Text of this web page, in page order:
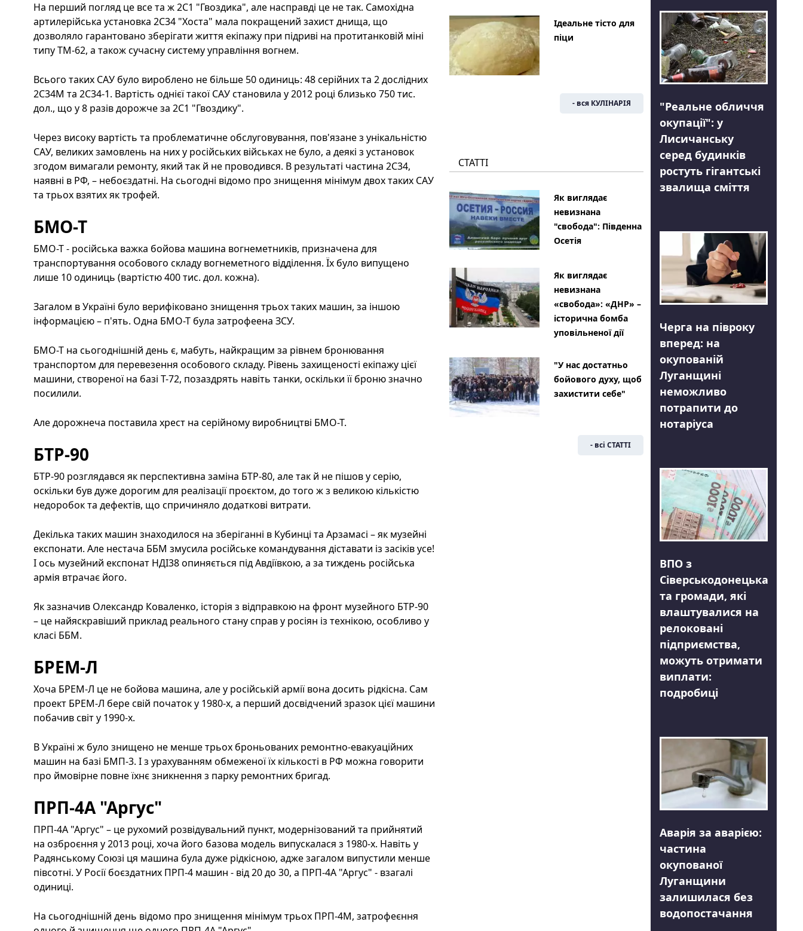
На перший погляд це все та ж 2С1 "Гвоздика", але насправді це не так. Самохідна
артилерійська установка 2С34 "Хоста" мала покращений захист днища, що
дозволяло гарантовано зберігати життя екіпажу при підриві на протитанковій міні
типу ТМ-62, а також сучасну систему управління вогнем.
Всього таких САУ було вироблено не більше 50 одиниць: 48 серійних та 2 дослідних
2С34М та 2С34-1. Вартість однієї такої САУ становила у 2012 році близько 750 тис.
дол., що у 8 разів дорожче за 2С1 "Гвоздику".
Через високу вартість та проблематичне обслуговування, пов'язане з унікальністю
САУ, великих замовлень на них у російських військах не було, а деякі з установок
згодом вимагали ремонту, який так й не проводився. В результаті частина 2С34,
наявні в РФ, – небоєздатні. На сьогодні відомо про знищення мінімум двох таких САУ
та трьох взятих як трофей.
БМО-Т
БМО-Т - російська важка бойова машина вогнеметників, призначена для
транспортування особового складу вогнеметного відділення. Їх було випущено
лише 10 одиниць (вартістю 400 тис. дол. кожна).
Загалом в Україні було верифіковано знищення трьох таких машин, за іншою
інформацією – п'ять. Одна БМО-Т була затрофеена ЗСУ.
БМО-Т на сьогоднішній день є, мабуть, найкращим за рівнем бронювання
транспортом для перевезення особового складу. Рівень захищеності екіпажу цієї
машини, створеної на базі Т-72, позаздрять навіть танки, оскільки її броню значно
посилили.
Але дорожнеча поставила хрест на серійному виробництві БМО-Т.
БТР-90
БТР-90 розглядався як перспективна заміна БТР-80, але так й не пішов у серію,
оскільки був дуже дорогим для реалізації проєктом, до того ж з великою кількістю
недоробок та дефектів, що спричиняло додаткові витрати.
Декілька таких машин знаходилося на зберіганні в Кубинці та Арзамасі – як музейні
експонати. Але нестача ББМ змусила російське командування діставати із засіків усе!
І ось музейний експонат НДІ38 опиняється під Авдіївкою, а за тиждень російська
армія втрачає його.
Як зазначив Олександр Коваленко, історія з відправкою на фронт музейного БТР-90
– це найяскравіший приклад реального стану справ у росіян із технікою, особливо у
класі ББМ.
БРЕМ-Л
Хоча БРЕМ-Л це не бойова машина, але у російській армії вона досить рідкісна. Сам
проект БРЕМ-Л бере свій початок у 1980-х, а перший досвідчений зразок цієї машини
побачив світ у 1990-х.
В Україні ж було знищено не менше трьох броньованих ремонтно-евакуаційних
машин на базі БМП-3. І з урахуванням обмеженої їх кількості в РФ можна говорити
про ймовірне повне їхнє зникнення з парку ремонтних бригад.
ПРП-4А "Аргус"
ПРП-4А "Аргус" – це рухомий розвідувальний пункт, модернізований та прийнятий
на озброєння у 2013 році, хоча його базова модель випускалася з 1980-х. Навіть у
Радянському Союзі ця машина була дуже рідкісною, адже загалом випустили менше
півсотні. У Росії боєздатних ПРП-4 машин - від 20 до 30, а ПРП-4А "Аргус" - взагалі
одиниці.
На сьогоднішній день відомо про знищення мінімум трьох ПРП-4М, затрофеєння
Ідеальне тісто для
піци
- вся КУЛІНАРІЯ
СТАТТІ
Як виглядає
невизнана
"свобода": Південна
Осетія
Як виглядає
невизнана
«свобода»: «ДНР» –
історична бомба
уповільненої дії
"У нас достатньо
бойового духу, щоб
захистити себе"
- всі СТАТТІ
"Реальне обличчя
окупації": у
Лисичанську
серед будинків
ростуть гігантські
звалища сміття
Черга на півроку
вперед: на
окупованій
Луганщині
неможливо
потрапити до
нотаріуса
ВПО з
Сіверськодонецька
та громади, які
влаштувалися на
релоковані
підприємства,
можуть отримати
виплати:
подробиці
Аварія за аварією:
частина
окупованої
Луганщини
залишилася без
водопостачання